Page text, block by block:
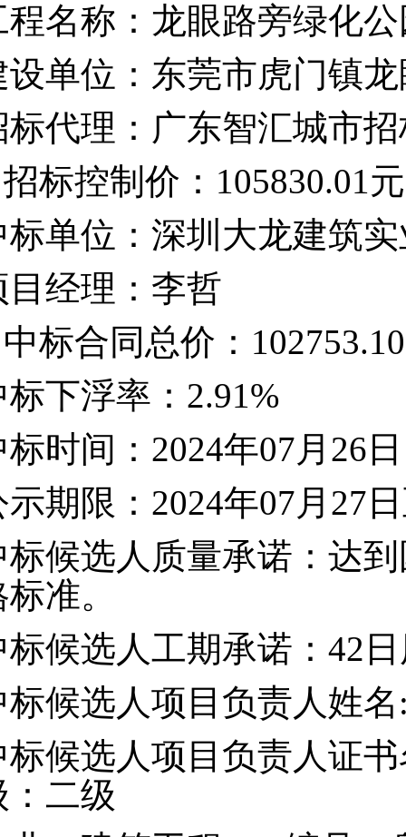
名称： 龙眼路旁绿化
设单位：东莞市虎门镇
标代理 ：广东智汇城市
招标控制价：105830.01元
标单位：深圳大龙建筑
目经理：李哲
中标合同总价：
标下浮率：2.91%
标时间：2024年07月26日
示期限：2024年07月 27
标候选人质量承诺：达
准。
标候选人工期承诺：42 日
标候选人项目负责人姓
标候选人项目负责人证
：二级